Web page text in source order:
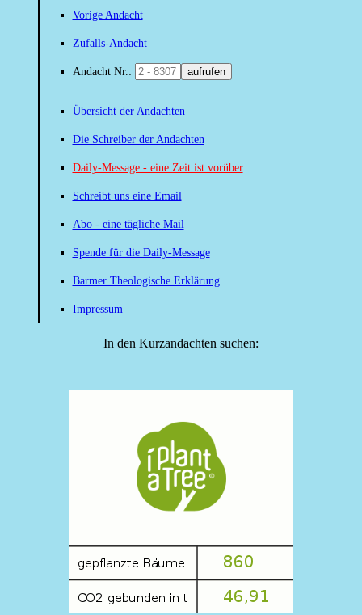
Vorige Andacht
Zufalls-Andacht
Andacht Nr.: aufrufen
Übersicht der Andachten
Die Schreiber der Andachten
Daily-Message - eine Zeit ist vorüber
Schreibt uns eine Email
Abo - eine tägliche Mail
Spende für die Daily-Message
Barmer Theologische Erklärung
Impressum
In den Kurzandachten suchen: